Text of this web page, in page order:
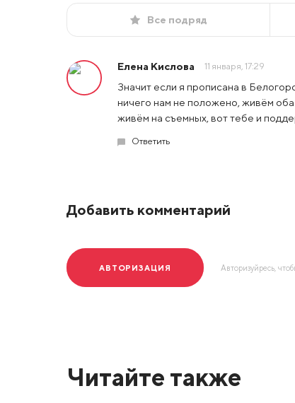
Все подряд
Елена Кислова 11 января, 17:29
Значит если я прописана в
ничего нам не положено, живём оба
живём на съемных, вот тебе и
Ответить
Добавить комментарий
АВТОРИЗАЦИЯ Авторизуйресь,
Читайте также